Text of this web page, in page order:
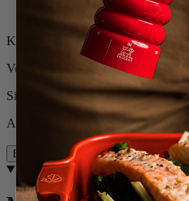
Kostenlose Rücksendungen
Versand innerhalb von 24 bis 48
Sichere Zahlung
Auf Lager
Beschreibung
Beschreibung